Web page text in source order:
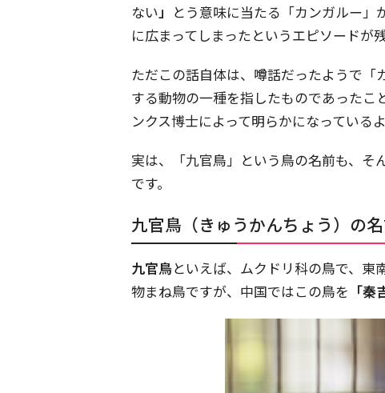
ない」 とう意味に当たる「カンガルー」
に広まってしまったというエピソードが
ただこの話自体は、噂話だったようで
する動物の一種を指したものであった
ンクス博士によって明らかになっているよ
実は、「九官鳥」という鳥の名前も、
です。
九官鳥（きゅうかんちょう）の
九官鳥といえば、ムクドリ科の鳥で、東
物まね鳥ですが、中国ではこの鳥を 「